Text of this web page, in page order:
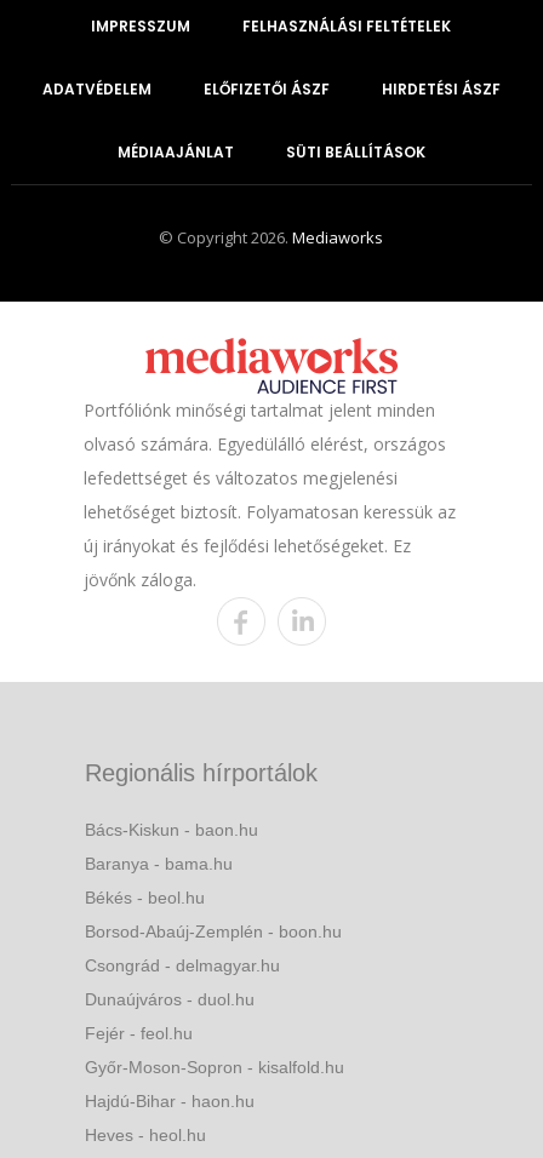
IMPRESSZUM FELHASZNÁLÁSI FELTÉTELEK
ADATVÉDELEM ELŐFIZETŐI ÁSZF HIRDETÉSI ÁSZF
MÉDIAAJÁNLAT SÜTI BEÁLLÍTÁSOK
© Copyright 2026.Mediaworks
Portfóliónk minőségi tartalmat jelent minden
olvasó számára. Egyedülálló elérést, országos
lefedettséget és változatos megjelenési
lehetőséget biztosít. Folyamatosan keressük az
új irányokat és fejlődési lehetőségeket. Ez
jövőnk záloga.
Regionális hírportálok
Bács-Kiskun - baon.hu
Baranya - bama.hu
Békés - beol.hu
Borsod-Abaúj-Zemplén - boon.hu
Csongrád - delmagyar.hu
Dunaújváros - duol.hu
Fejér - feol.hu
Győr-Moson-Sopron - kisalfold.hu
Hajdú-Bihar - haon.hu
Heves - heol.hu